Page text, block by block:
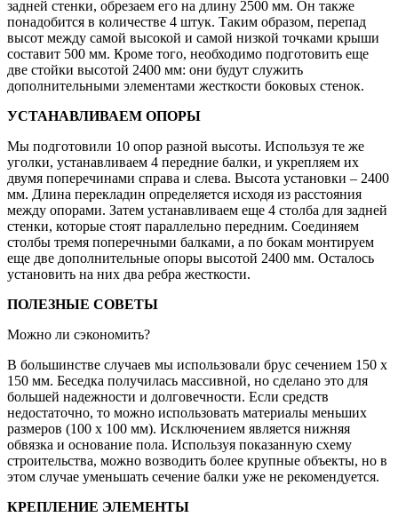
задней стенки, обрезаем его на длину 2500 мм. Он также
понадобится в количестве 4 штук. Таким образом, перепад
высот между самой высокой и самой низкой точками крыши
составит 500 мм. Кроме того, необходимо подготовить еще
две стойки высотой 2400 мм: они будут служить
дополнительными элементами жесткости боковых стенок.
УСТАНАВЛИВАЕМ ОПОРЫ
Мы подготовили 10 опор разной высоты. Используя те же
уголки, устанавливаем 4 передние балки, и укрепляем их
двумя поперечинами справа и слева. Высота установки – 2400
мм. Длина перекладин определяется исходя из расстояния
между опорами. Затем устанавливаем еще 4 столба для задней
стенки, которые стоят параллельно передним. Соединяем
столбы тремя поперечными балками, а по бокам монтируем
еще две дополнительные опоры высотой 2400 мм. Осталось
установить на них два ребра жесткости.
ПОЛЕЗНЫЕ СОВЕТЫ
Можно ли сэкономить?
В большинстве случаев мы использовали брус сечением 150 х
150 мм. Беседка получилась массивной, но сделано это для
большей надежности и долговечности. Если средств
недостаточно, то можно использовать материалы меньших
размеров (100 х 100 мм). Исключением является нижняя
обвязка и основание пола. Используя показанную схему
строительства, можно возводить более крупные объекты, но в
этом случае уменьшать сечение балки уже не рекомендуется.
КРЕПЛЕНИЕ ЭЛЕМЕНТЫ